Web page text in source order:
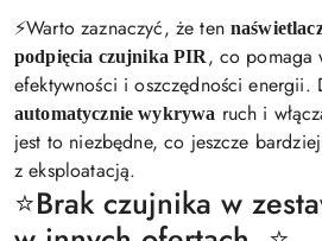
⚡️Warto zaznaczyć, że ten
podpięcia czujnika PIR, co pomaga
efektywności i oszczędności energii.
automatycznie wykrywa ruch i
jest to niezbędne, co jeszcze
z eksploatacją.
⭐️Brak czujnika w